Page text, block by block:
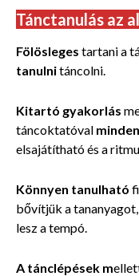
Tánctanulás az
Fölösleges tartani a
tanulnitáncolni.
Kitartó gyakorlás
táncoktatóval
elsajátítható és a
Könnyen tanulható
bővítjük a
lesz a tempó.
A tánclépések m